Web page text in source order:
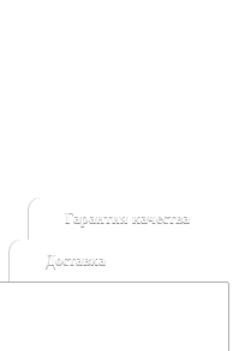
Гарантия качества
Доставка